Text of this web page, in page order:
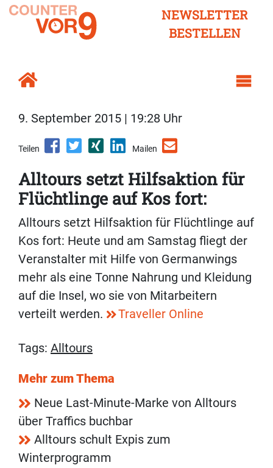
NEWSLETTER
BESTELLEN
9. September 2015 | 19:28 Uhr
Teilen Mailen
Alltours setzt Hilfsaktion für
Flüchtlinge auf Kos fort:
Alltours setzt Hilfsaktion für Flüchtlinge auf
Kos fort: Heute und am Samstag fliegt der
Veranstalter mit Hilfe von Germanwings
mehr als eine Tonne Nahrung und Kleidung
auf die Insel, wo sie von Mitarbeitern
verteilt werden.
Traveller Online
Tags: Alltours
Mehr zum Thema
Neue Last-Minute-Marke von Alltours
über Traffics buchbar
Alltours schult Expis zum
Winterprogramm